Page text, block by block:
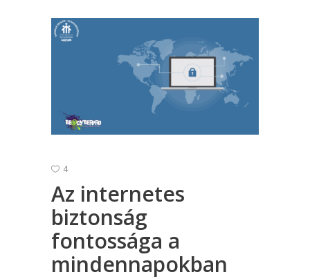
4
Az internetes
biztonság
fontossága a
mindennapokban